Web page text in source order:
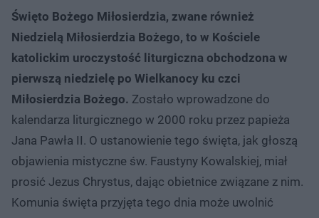
Święto Bożego Miłosierdzia, zwane również
Niedzielą Miłosierdzia Bożego, to w Kościele
katolickim uroczystość liturgiczna obchodzona w
pierwszą niedzielę po Wielkanocy ku czci
Miłosierdzia Bożego. Zostało wprowadzone do
kalendarza liturgicznego w 2000 roku przez papieża
Jana Pawła II. O ustanowienie tego święta, jak głoszą
objawienia mistyczne św. Faustyny Kowalskiej, miał
prosić Jezus Chrystus, dając obietnice związane z nim.
Komunia święta przyjęta tego dnia może uwolnić